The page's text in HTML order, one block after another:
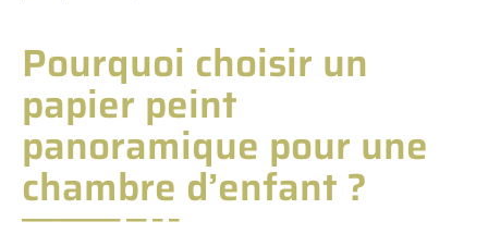
Pourquoi choisir un
papier peint
panoramique pour une
chambre d’enfant ?